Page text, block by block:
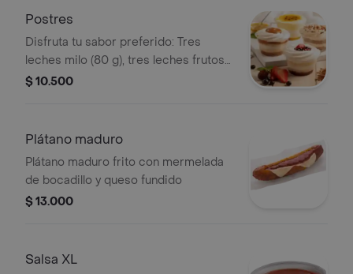
Postres
Disfruta tu sabor preferido: Tres
leches milo (80 g), tres leches frutos
rojos (90 g), combinado de maracuyá
$ 10.500
Plátano maduro
Plátano maduro frito con mermelada
de bocadillo y queso fundido
$ 13.000
Salsa XL